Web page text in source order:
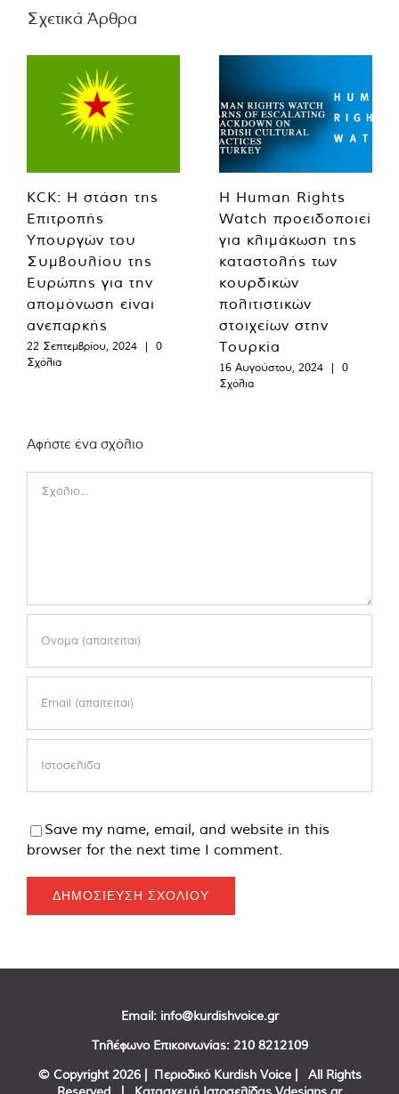
Σχετικά Άρθρα
KCK: Η στάση της
Επιτροπής
Υπουργών του
Συμβουλίου της
Ευρώπης για την
απομόνωση είναι
ανεπαρκής
22 Σεπτεμβρίου, 2024 |
0
Σχόλια
Η Human Rights
Watch προειδοποιεί
για κλιμάκωση της
καταστολής των
κουρδικών
πολιτιστικών
στοιχείων στην
Τουρκία
16 Αυγούστου, 2024 |
0
Σχόλια
Αφήστε ένα σχόλιο
Save my name, email, and website in this
browser for the next time I comment.
Email: info@kurdishvoice.gr
Τηλέφωνο Επικοινωνίας: 210 8212109
© Copyright 2026 | Περιοδικό Kurdish Voice | All Rights